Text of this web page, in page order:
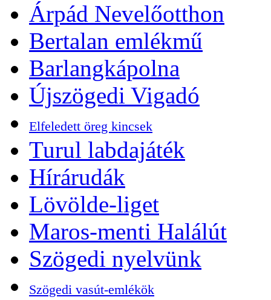
Árpád Nevelőotthon
Bertalan emlékmű
Barlangkápolna
Újszögedi Vigadó
Elfeledett öreg kincsek
Turul labdajáték
Hírárudák
Lövölde-liget
Maros-menti Halálút
Szögedi nyelvünk
Szögedi vasút-emlékök